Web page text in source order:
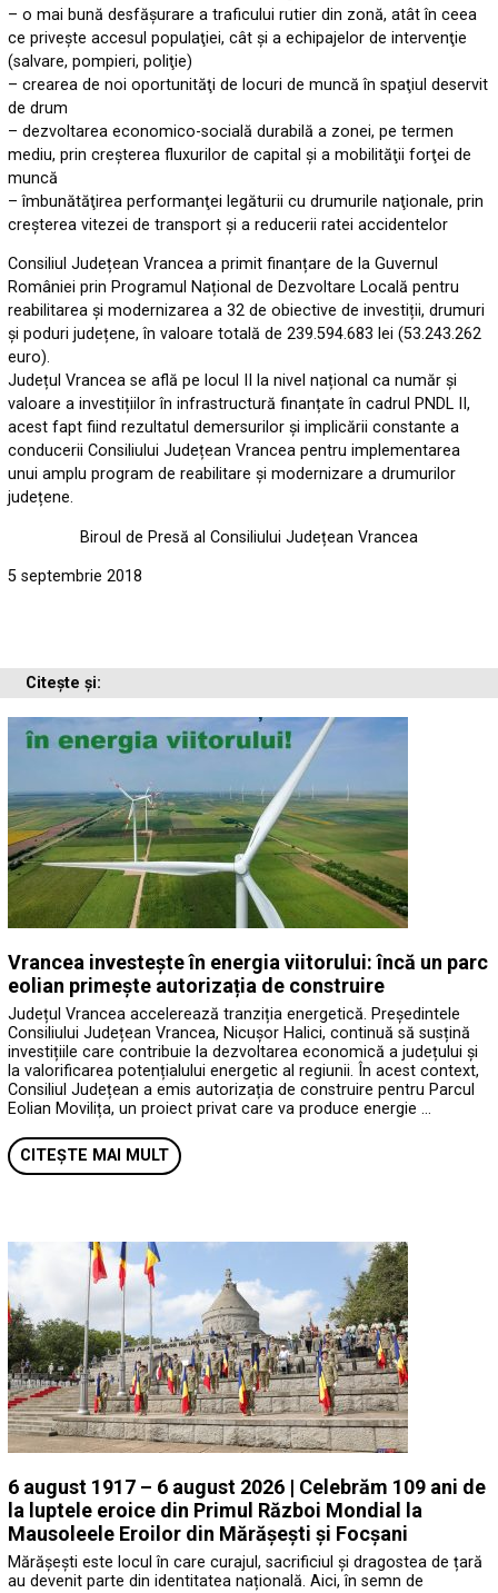
– o mai bună desfăşurare a traficului rutier din zonă, atât în ceea
ce priveşte accesul populaţiei, cât şi a echipajelor de intervenţie
(salvare, pompieri, poliţie)
– crearea de noi oportunităţi de locuri de muncă în spaţiul deservit
de drum
– dezvoltarea economico-socială durabilă a zonei, pe termen
mediu, prin creşterea fluxurilor de capital și a mobilităţii forţei de
muncă
– îmbunătăţirea performanţei legăturii cu drumurile naţionale, prin
creşterea vitezei de transport şi a reducerii ratei accidentelor
Consiliul Județean Vrancea a primit finanțare de la Guvernul
României prin Programul Național de Dezvoltare Locală pentru
reabilitarea și modernizarea a 32 de obiective de investiții, drumuri
și poduri județene, în valoare totală de 239.594.683 lei (53.243.262
euro).
Județul Vrancea se află pe locul II la nivel național ca număr și
valoare a investițiilor în infrastructură finanțate în cadrul PNDL II,
acest fapt fiind rezultatul demersurilor și implicării constante a
conducerii Consiliului Județean Vrancea pentru implementarea
unui amplu program de reabilitare și modernizare a drumurilor
județene.
Biroul de Presă al Consiliului Județean Vrancea
5 septembrie 2018
Citește și:
Vrancea investește în energia viitorului: încă un parc
eolian primește autorizația de construire
Județul Vrancea accelerează tranziția energetică. Președintele
Consiliului Județean Vrancea, Nicușor Halici, continuă să susțină
investițiile care contribuie la dezvoltarea economică a județului și
la valorificarea potențialului energetic al regiunii. În acest context,
Consiliul Județean a emis autorizația de construire pentru Parcul
Eolian Movilița, un proiect privat care va produce energie …
CITEȘTE MAI MULT
6 august 1917 – 6 august 2026 | Celebrăm 109 ani de
la luptele eroice din Primul Război Mondial la
Mausoleele Eroilor din Mărășești și Focșani
Mărășești este locul în care curajul, sacrificiul și dragostea de țară
au devenit parte din identitatea națională. Aici, în semn de